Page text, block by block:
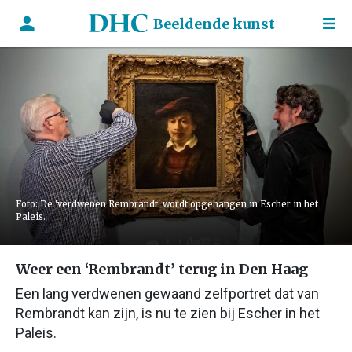
Beeldende kunst
Foto: De 'verdwenen Rembrandt' wordt opgehangen in Escher in het
Paleis.
Weer een ‘Rembrandt’ terug in Den Haag
Een lang verdwenen gewaand zelfportret dat van
Rembrandt kan zijn, is nu te zien bij Escher in het
Paleis.